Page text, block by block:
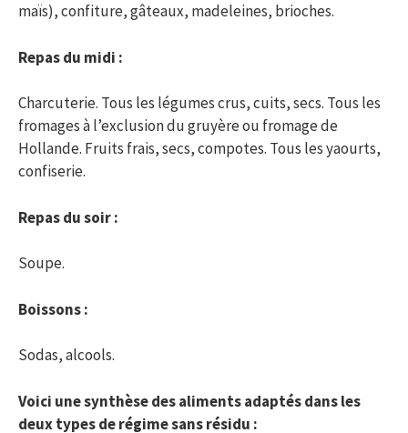
maïs), confiture, gâteaux, madeleines, brioches.
Repas du midi :
Charcuterie. Tous les légumes crus, cuits, secs. Tous les
fromages à l’exclusion du gruyère ou fromage de
Hollande. Fruits frais, secs, compotes. Tous les yaourts,
confiserie.
Repas du soir :
Soupe.
Boissons :
Sodas, alcools.
Voici une synthèse des aliments adaptés dans les
deux types de régime sans résidu :